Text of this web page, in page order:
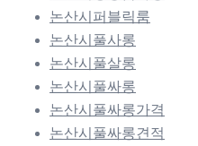
논산시퍼블릭룸
논산시풀사롱
논산시풀살롱
논산시풀싸롱
논산시풀싸롱가격
논산시풀싸롱견적